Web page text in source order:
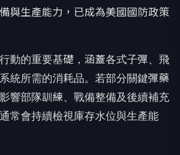
與生產能力，已成為美國國防政策
動的重要基礎，涵蓋各式子彈、飛
統所需的消耗品。若部分關鍵彈藥
響部隊訓練、戰備整備及後續補充
常會持續檢視庫存水位與生產能